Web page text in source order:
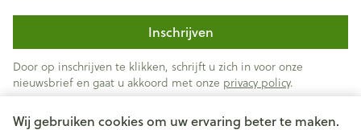
Wij gebruiken cookies om uw ervaring beter te maken.
Inschrijven
Door op inschrijven te klikken, schrijft u zich in voor onze
nieuwsbrief en gaat u akkoord met onze privacy policy.